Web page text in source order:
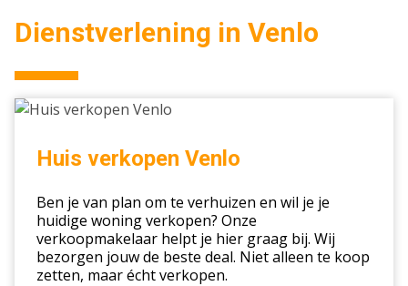
Dienstverlening in Venlo
Huis
VenloHuis verkopen Venlo
Ben je van plan om te verhuizen en wil je je
huidige woning verkopen? Onze
verkoopmakelaar helpt je hier graag bij. Wij
bezorgen jouw de beste deal. Niet alleen te koop
zetten, maar écht verkopen.